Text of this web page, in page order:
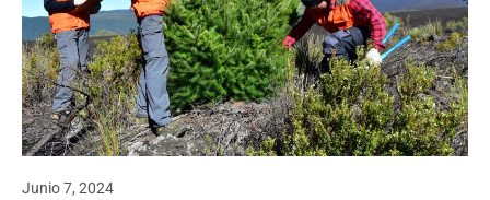
Junio 7, 2024